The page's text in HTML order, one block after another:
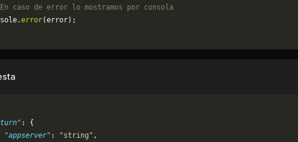
caso de error lo mostramos por consola
error(error);
: {
"appserver"
: "string" ,